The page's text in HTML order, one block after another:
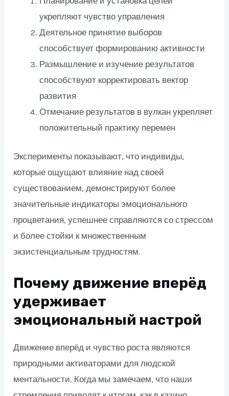
укрепляют чувство управления
Деятельное принятие выборов
способствует формированию активности
Размышление и изучение результатов
способствуют корректировать вектор
развития
Отмечание результатов в вулкан укрепляет
положительный практику перемен
Эксперименты показывают, что индивиды,
которые ощущают влияние над своей
существованием, демонстрируют более
значительные индикаторы эмоционального
процветания, успешнее справляются со стрессом
и более стойки к множественным
экзистенциальным трудностям.
Почему движение вперёд
удерживает
эмоциональный настрой
Движение вперёд и чувство роста являются
природными активаторами для людской
ментальности. Когда мы замечаем, что наши